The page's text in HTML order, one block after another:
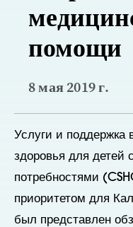
помощи
8 мая 2019 г.
Услуги и поддержка
здоровья для
потребностями
приоритетом для
был представлен